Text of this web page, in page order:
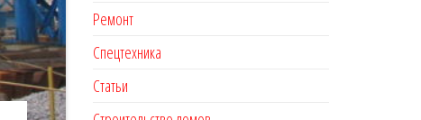
Ремонт
Спецтехника
Статьи